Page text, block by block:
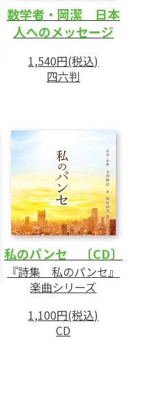
数学者・岡潔 日本
人へのメッセージ
1,540円(税込)
四六判
私のパンセ 〔CD〕
『詩集 私のパンセ』
楽曲シリーズ
1,100円(税込)
CD